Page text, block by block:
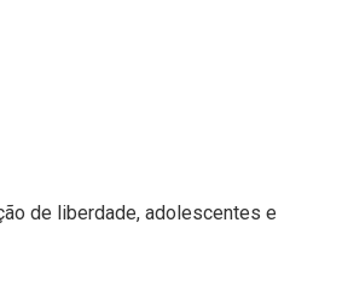
de liberdade, adolescentes e